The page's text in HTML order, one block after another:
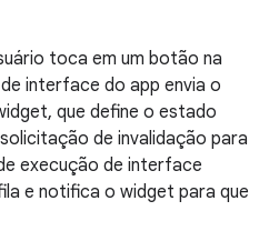
toca em um botão na
interface do app envia o
que define o estado
de invalidação para
execução de interface
e notifica o widget para que